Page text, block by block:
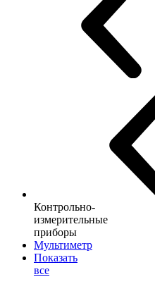
Контрольно-
измерительные
приборы
Мультиметр
Показать
все